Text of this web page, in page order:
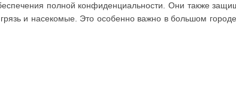
полной конфиденциальности. Они также
и насекомые. Это особенно важно в большом